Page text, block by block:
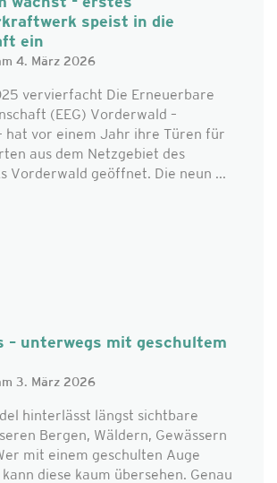
speist in die
ein
4. März 2026
vervierfacht Die Erneuerbare
(EEG) Vorderwald –
hat vor einem Jahr ihre Türen für
aus dem Netzgebiet des
Vorderwald geöffnet. Die neun ...
– unterwegs mit geschultem
3. März 2026
hinterlässt längst sichtbare
Bergen, Wäldern, Gewässern
mit einem geschulten Auge
diese kaum übersehen. Genau